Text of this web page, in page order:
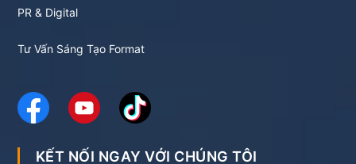
PR & Digital
Tư Vấn Sáng Tạo Format
KẾT NỐI NGAY VỚI CHÚNG TÔI